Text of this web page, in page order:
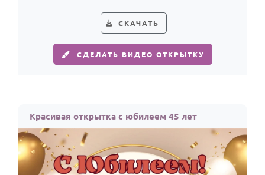
СКАЧАТЬ
СДЕЛАТЬ ВИДЕО ОТКРЫТКУ
Красивая открытка с юбилеем 45 лет